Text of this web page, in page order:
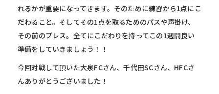
れるかが重要になってきます。そのために練習から1点にこ
だわること。そしてその1点を取るためのパスや声掛け、
その前のプレス。全てにこだわりを持ってこの1週間良い
準備をしていきましょう！！
今回対戦して頂いた大泉FCさん、千代田SCさん、HFCさ
んありがとうございました！